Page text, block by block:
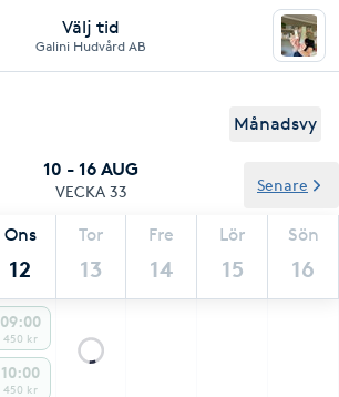
Välj tid
Galini Hudvård AB
Månadsvy
10 - 16 AUG
VECKA 33
Ons
12
Tor
13
Fre
14
Lör
15
Sön
16
Senare
09:00
450 kr
10:00
450 kr